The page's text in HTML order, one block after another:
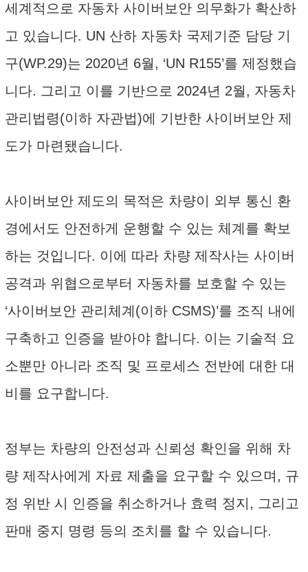
세계적으로 자동차 사이버보안 의무화가 확산하
고 있습니다. UN 산하 자동차 국제기준 담당 기
구(WP.29)는 2020년 6월, ‘UN R155’를 제정했습
니다. 그리고 이를 기반으로 2024년 2월, 자동차
관리법령(이하 자관법)에 기반한 사이버보안 제
도가 마련됐습니다.
사이버보안 제도의 목적은 차량이 외부 통신 환
경에서도 안전하게 운행할 수 있는 체계를 확보
하는 것입니다. 이에 따라 차량 제작사는 사이버
공격과 위협으로부터 자동차를 보호할 수 있는
‘사이버보안 관리체계(이하 CSMS)’를 조직 내에
구축하고 인증을 받아야 합니다. 이는 기술적 요
소뿐만 아니라 조직 및 프로세스 전반에 대한 대
비를 요구합니다.
정부는 차량의 안전성과 신뢰성 확인을 위해 차
량 제작사에게 자료 제출을 요구할 수 있으며, 규
정 위반 시 인증을 취소하거나 효력 정지, 그리고
판매 중지 명령 등의 조치를 할 수 있습니다.